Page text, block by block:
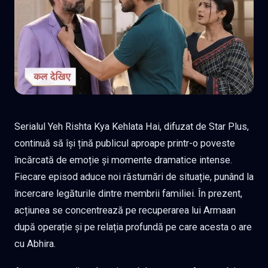
Serialul Yeh Rishta Kya Kehlata Hai, difuzat de Star Plus,
continuă să își țină publicul aproape printr-o poveste
încărcată de emoție și momente dramatice intense.
Fiecare episod aduce noi răsturnări de situație, punând la
încercare legăturile dintre membrii familiei. În prezent,
acțiunea se concentrează pe recuperarea lui Armaan
după operație și pe relația profundă pe care acesta o are
cu Abhira.